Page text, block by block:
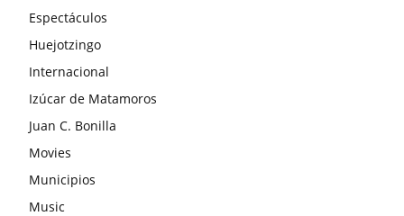
Espectáculos
Huejotzingo
Internacional
Izúcar de Matamoros
Juan C. Bonilla
Movies
Municipios
Music